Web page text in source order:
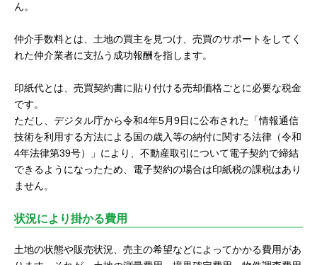
ん。
仲介手数料とは、土地の買主を見つけ、売買のサポートをしてく
れた仲介業者に支払う成功報酬を指します。
印紙代とは、売買契約書に貼り付ける売却価格ごとに必要な税金
です。
ただし、デジタル庁から令和4年5月9日に公布された「情報通信
技術を利用する方法による国の歳入等の納付に関する法律（令和
4年法律第39号）」により、不動産取引について電子契約で締結
できるようになったため、電子契約の場合は印紙税の課税はあり
ません。
状況により掛かる費用
土地の状態や販売状況、売主の希望などによってかかる費用があ